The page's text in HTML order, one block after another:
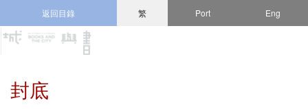
返回目錄 繁 Port Eng
封底